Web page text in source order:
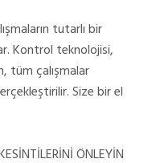
tutarlı bir
Kontrol teknolojisi,
tüm çalışmalar
Size bir el
ÖNLEYİN